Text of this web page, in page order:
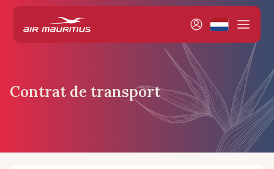
Contrat de transport